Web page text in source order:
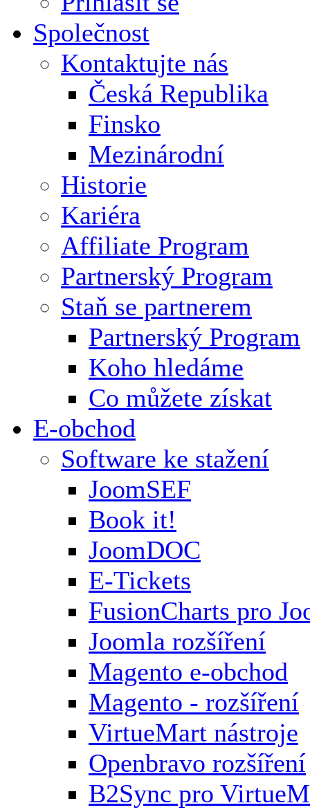
Společnost
Kontaktujte nás
Česká Republika
Finsko
Mezinárodní
Historie
Kariéra
Affiliate Program
Partnerský Program
Staň se partnerem
Partnerský Program
Koho hledáme
Co můžete získat
E-obchod
Software ke stažení
JoomSEF
Book it!
JoomDOC
E-Tickets
FusionCharts pro
Joomla rozšíření
Magento e-obchod
Magento - rozšíření
VirtueMart nástroje
Openbravo rozšíření
B2Sync pro